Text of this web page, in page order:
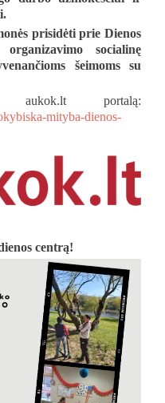
prisidėti prie Dienos
socialinę
šeimoms su
portalą:
mityba-dienos-
centrą!